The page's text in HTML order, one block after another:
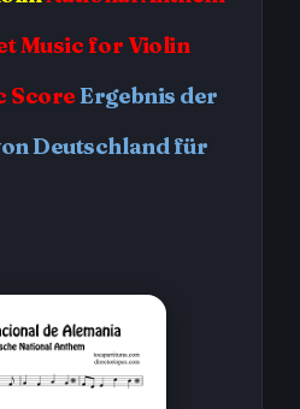
Music for Violin
ScoreErgebnis der
Deutschland für